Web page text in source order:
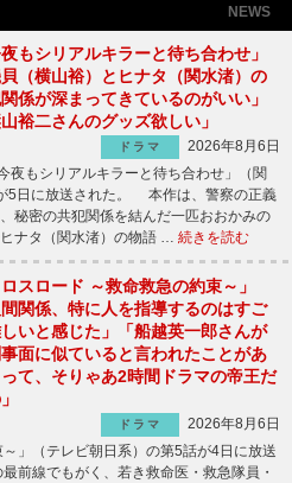
NEWS
夜もシリアルキラーと待ち合わせ」
貝（横山裕）とヒナタ（関水渚）の
係が深まってきているのがいい」
山裕二さんのグッズ欲しい」
ドラマ
2026年8月6日
夜もシリアルキラーと待ち合わせ」（関
5日に放送された。 本作は、警察の正義
秘密の共犯関係を結んだ一匹おおかみの
ナタ（関水渚）の物語 … 続きを読む
ロスロード ～救命救急の約束～」
間関係、特に人を指導するのはすご
しいと感じた」「船越英一郎さんが
事面に似ていると言われたことがあ
て、そりゃあ2時間ドラマの帝王だ
ドラマ
2026年8月6日
」（テレビ朝日系）の第5話が4日に放送
前線でもがく、若き救命医・救急隊員・